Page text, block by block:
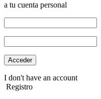
a tu cuenta personal
I don't have an account
Registro